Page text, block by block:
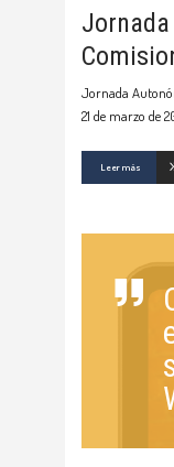
Jornada
21 de marzo de
Leer más